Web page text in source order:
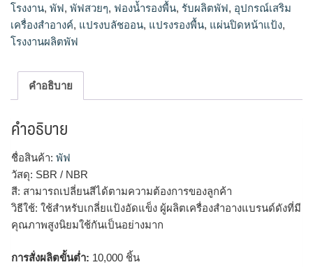
โรงงาน, พัฟ, พัฟสวยๆ, ฟองน้ำรองพื้น, รับผลิตพัฟ, อุปกรณ์เสริม
เครื่องสำอางค์, แปรงบลัชออน, แปรงรองพื้น, แผ่นปิดหน้าแป้ง,
โรงงานผลิตพัฟ
คำอธิบาย
คำอธิบาย
ชื่อสินค้า: พัฟ
วัสดุ: SBR / NBR
สี: สามารถเปลี่ยนสีได้ตามความต้องการของลูกค้า
วิธีใช้: ใช้สำหรับเกลี่ยแป้งอัดแข็ง ผู้ผลิตเครื่องสำอางแบรนด์ดังที่มี
คุณภาพสูงนิยมใช้กันเป็นอย่างมาก
การสั่งผลิตขั้นต่ำ: 10,000 ชิ้น